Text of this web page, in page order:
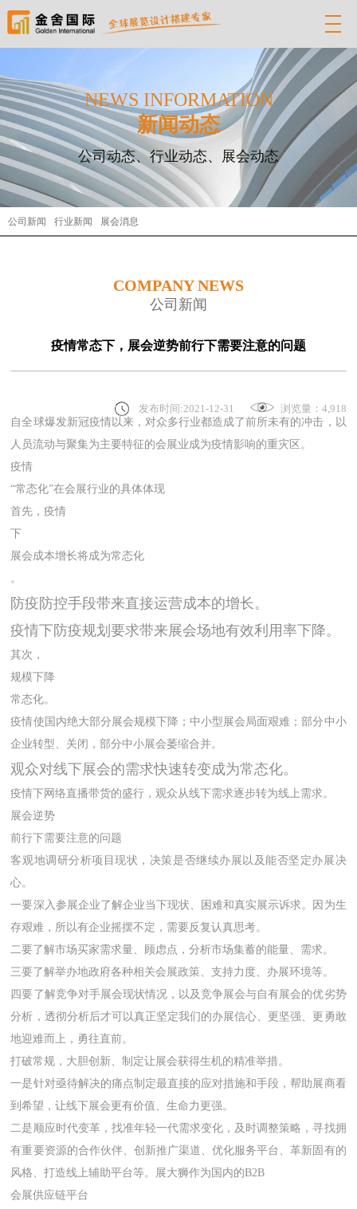
NEWS INFORMATION
新闻动态
公司动态、行业动态、展会动态
公司新闻 行业新闻 展会消息
COMPANY NEWS
公司新闻
疫情常态下，展会逆势前行下需要注意的问题
发布时间:2021-12-31
浏览量：4,918
自全球爆发新冠疫情以来，对众多行业都造成了前所未有的冲击，以
人员流动与聚集为主要特征的会展业成为疫情影响的重灾区。
疫情
“常态化”在会展行业的具体体现
首先，疫情
下
展会成本增长将成为常态化
。
防疫防控手段带来直接运营成本的增长。
疫情下防疫规划要求带来展会场地有效利用率下降。
其次，
规模下降
常态化。
疫情使国内绝大部分展会规模下降；中小型展会局面艰难；部分中小
企业转型、关闭，部分中小展会萎缩合并。
观众对线下展会的需求快速转变成为常态化。
疫情下网络直播带货的盛行，观众从线下需求逐步转为线上需求。
展会逆势
前行下需要注意的问题
客观地调研分析项目现状，决策是否继续办展以及能否坚定办展决
心。
一要深入参展企业了解企业当下现状、困难和真实展示诉求。因为生
存艰难，所以有企业摇摆不定，需要反复认真思考。
二要了解市场买家需求量、顾虑点，分析市场集蓄的能量、需求。
三要了解举办地政府各种相关会展政策、支持力度、办展环境等。
四要了解竞争对手展会现状情况，以及竞争展会与自有展会的优劣势
分析，透彻分析后才可以真正坚定我们的办展信心、更坚强、更勇敢
地迎难而上，勇往直前。
打破常规，大胆创新、制定让展会获得生机的精准举措。
一是针对亟待解决的痛点制定最直接的应对措施和手段，帮助展商看
到希望，让线下展会更有价值、生命力更强。
二是顺应时代变革，找准年轻一代需求变化，及时调整策略，寻找拥
有重要资源的合作伙伴、创新推广渠道、优化服务平台、革新固有的
风格、打造线上辅助平台等。展大狮作为国内的B2B
会展供应链平台